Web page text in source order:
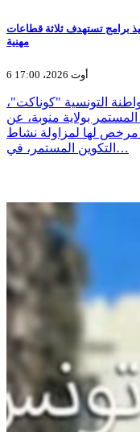
برامج تستهدف ثلاثة قطاعات
مهنية
6 أوت 2026، 17:00
التونسية "كوناكت"،
بولاية منوبة، عن
مرخص لها لمزاولة نشاط
التكوين المستمر، في…